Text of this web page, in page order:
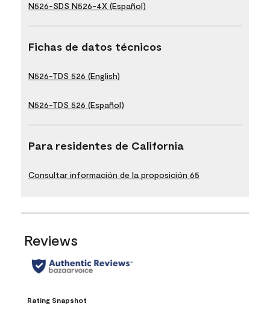
N526-SDS N526-4X (Español)
Fichas de datos técnicos
N526-TDS 526 (English)
N526-TDS 526 (Español)
Para residentes de California
Consultar información de la proposición 65
Reviews
Rating Snapshot